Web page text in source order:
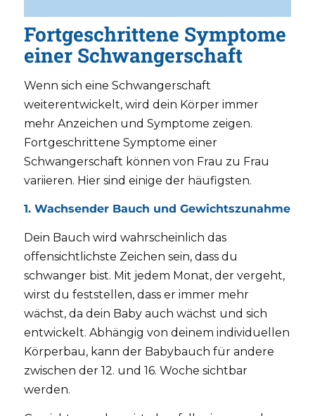
Fortgeschrittene Symptome
einer Schwangerschaft
Wenn sich eine Schwangerschaft
weiterentwickelt, wird dein Körper immer
mehr Anzeichen und Symptome zeigen.
Fortgeschrittene Symptome einer
Schwangerschaft können von Frau zu Frau
variieren. Hier sind einige der häufigsten.
1. Wachsender Bauch und Gewichtszunahme
Dein Bauch wird wahrscheinlich das
offensichtlichste Zeichen sein, dass du
schwanger bist. Mit jedem Monat, der vergeht,
wirst du feststellen, dass er immer mehr
wächst, da dein Baby auch wächst und sich
entwickelt. Abhängig von deinem individuellen
Körperbau, kann der Babybauch für andere
zwischen der 12. und 16. Woche sichtbar
werden.